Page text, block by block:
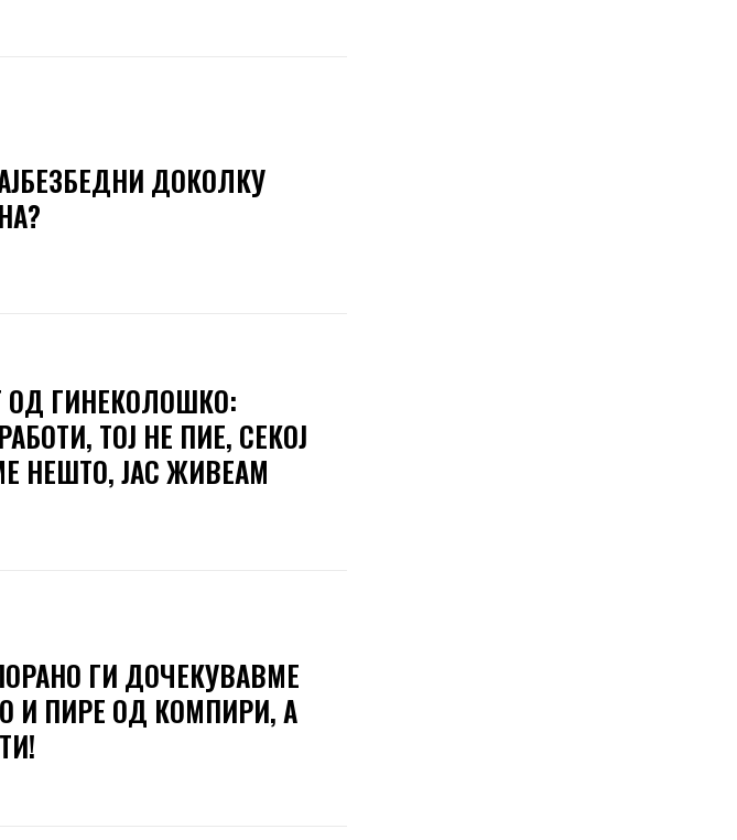
ДОКОЛКУ
ОД ГИНЕКОЛОШКО:
ТОЈ НЕ ПИЕ, СЕКОЈ
НЕШТО, ЈАС ЖИВЕАМ
ГИ ДОЧЕКУВАВМЕ
И ПИРЕ ОД КОМПИРИ, А